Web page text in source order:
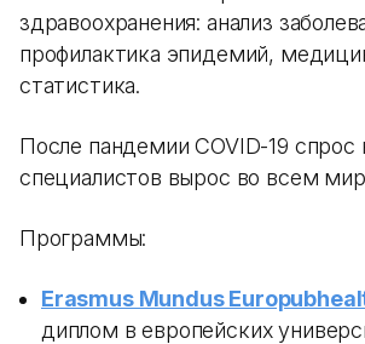
здравоохранения: анализ
профилактика эпидемий,
статистика.
После пандемии COVID-19 спрос
специалистов вырос во всем
Программы:
Erasmus Mundus
диплом в европейских